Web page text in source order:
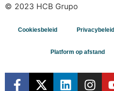
© 2023 HCB Grupo
Cookiesbeleid Privacybeleid
Platform op afstand